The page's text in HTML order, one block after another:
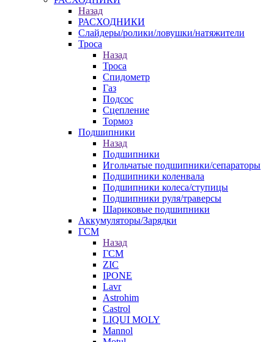
Назад
РАСХОДНИКИ
Слайдеры/ролики/ловушки/натяжители
Троса
Назад
Троса
Спидометр
Газ
Подсос
Сцепление
Тормоз
Подшипники
Назад
Подшипники
Игольчатые подшипники/сепараторы
Подшипники коленвала
Подшипники колеса/ступицы
Подшипники руля/траверсы
Шариковые подшипники
Аккумуляторы/Зарядки
ГСМ
Назад
ГСМ
ZIC
IPONE
Lavr
Astrohim
Castrol
LIQUI MOLY
Mannol